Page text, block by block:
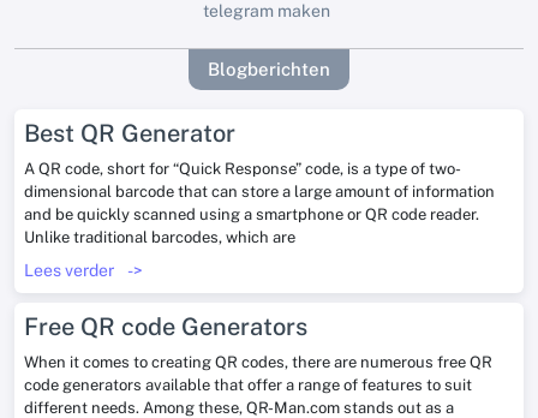
telegram maken
Blogberichten
Best QR Generator
A QR code, short for “Quick Response” code, is a type of two-
dimensional barcode that can store a large amount of information
and be quickly scanned using a smartphone or QR code reader.
Unlike traditional barcodes, which are
Lees verder ->
Free QR code Generators
When it comes to creating QR codes, there are numerous free QR
code generators available that offer a range of features to suit
different needs. Among these, QR-Man.com stands out as a